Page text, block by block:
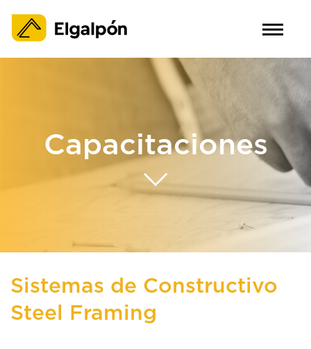
Capacitaciones
Sistemas de Constructivo
Steel Framing